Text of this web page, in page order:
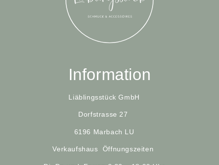
Information
Liäblingsstück GmbH
Dorfstrasse 27
6196 Marbach LU
Verkaufshaus Öffnungszeiten